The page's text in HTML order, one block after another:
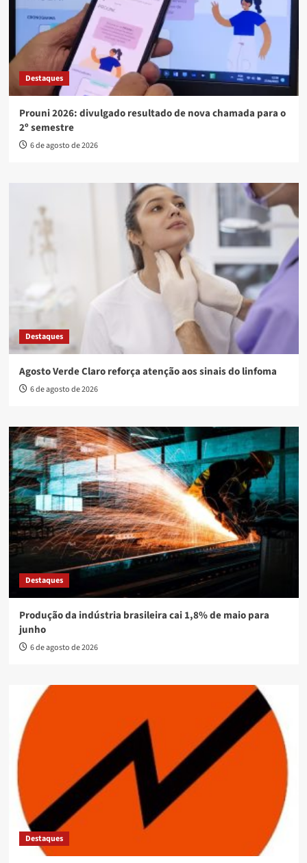
Destaques
Prouni 2026: divulgado resultado de nova chamada para o
2º semestre
6 de agosto de 2026
Destaques
Agosto Verde Claro reforça atenção aos sinais do linfoma
6 de agosto de 2026
Destaques
Produção da indústria brasileira cai 1,8% de maio para
junho
6 de agosto de 2026
Destaques